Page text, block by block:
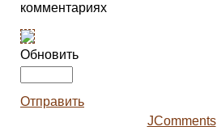
комментариях
Обновить
Отправить
JComments